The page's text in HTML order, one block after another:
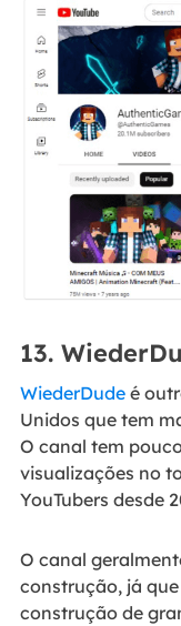
13.
WiederDudeé
Unidos que tem
O canal tem
visualizações no
YouTubers desde
O canal
construção, já
construção de